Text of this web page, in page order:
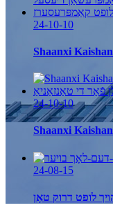
24-10-10
24-10-10
24-08-15